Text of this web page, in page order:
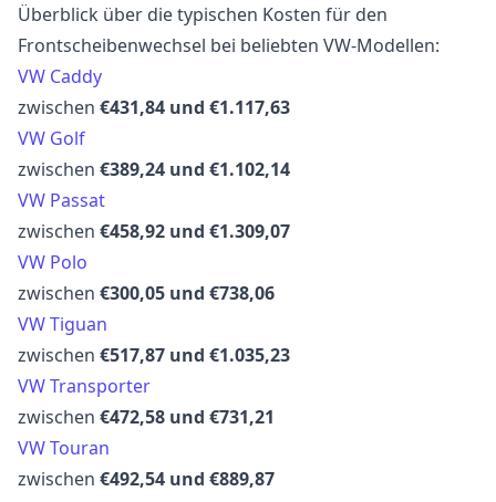
Überblick über die typischen Kosten für den
Frontscheibenwechsel bei beliebten VW-Modellen:
VW Caddy
zwischen €431,84 und €1.117,63
VW Golf
zwischen €389,24 und €1.102,14
VW Passat
zwischen €458,92 und €1.309,07
VW Polo
zwischen €300,05 und €738,06
VW Tiguan
zwischen €517,87 und €1.035,23
VW Transporter
zwischen €472,58 und €731,21
VW Touran
zwischen €492,54 und €889,87